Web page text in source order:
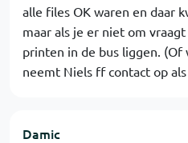
alle files OK waren en daar
maar als je er niet om
printen in de bus liggen.
neemt Niels ff contact op
Damic